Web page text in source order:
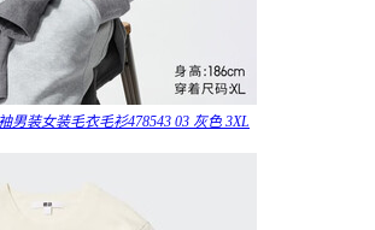
男装女装毛衣毛衫478543 03 灰色 3XL